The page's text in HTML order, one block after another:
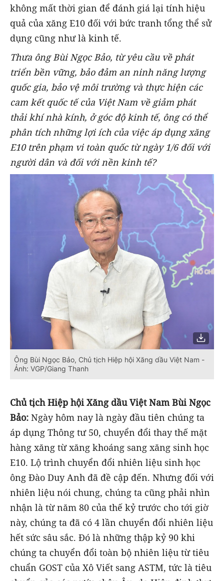
không mất thời gian để đánh giá lại tính hiệu
quả của xăng E10 đối với bức tranh tổng thể sử
dụng cũng như là kinh tế.
Thưa ông Bùi Ngọc Bảo, từ yêu cầu về phát
triển bền vững, bảo đảm an ninh năng lượng
quốc gia, bảo vệ môi trường và thực hiện các
cam kết quốc tế của Việt Nam về giảm phát
thải khí nhà kính, ở góc độ kinh tế, ông có thể
phân tích những lợi ích của việc áp dụng xăng
E10 trên phạm vi toàn quốc từ ngày 1/6 đối với
người dân và đối với nền kinh tế?
Ông Bùi Ngọc Bảo, Chủ tịch Hiệp hội Xăng dầu Việt Nam -
Ảnh: VGP/Giang Thanh
Chủ tịch Hiệp hội Xăng dầu Việt Nam Bùi Ngọc
Bảo: Ngày hôm nay là ngày đầu tiên chúng ta
áp dụng Thông tư 50, chuyển đổi thay thế mặt
hàng xăng từ xăng khoáng sang xăng sinh học
E10. Lộ trình chuyển đổi nhiên liệu sinh học
ông Đào Duy Anh đã đề cập đến. Nhưng đối với
nhiên liệu nói chung, chúng ta cũng phải nhìn
nhận là từ năm 80 của thế kỷ trước cho tới giờ
này, chúng ta đã có 4 lần chuyển đổi nhiên liệu
hết sức sâu sắc. Đó là những thập kỷ 90 khi
chúng ta chuyển đổi toàn bộ nhiên liệu từ tiêu
chuẩn GOST của Xô Viết sang ASTM, tức là tiêu